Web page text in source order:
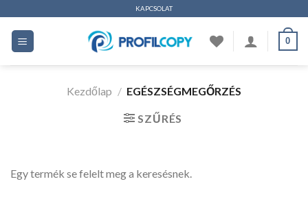
tartalomhoz
KAPCSOLAT
0
Kezdőlap / EGÉSZSÉGMEGŐRZÉS
SZŰRÉS
Egy termék se felelt meg a keresésnek.